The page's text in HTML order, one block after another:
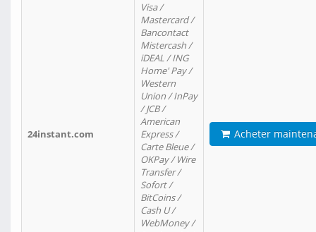
24instant.com
Visa /
Mastercard /
Bancontact
Mistercash /
iDEAL / ING
Home' Pay /
Western
Union / InPay
/ JCB /
American
Express /
Carte Bleue /
OKPay / Wire
Transfer /
Sofort /
BitCoins /
Cash U /
WebMoney /
Acheter